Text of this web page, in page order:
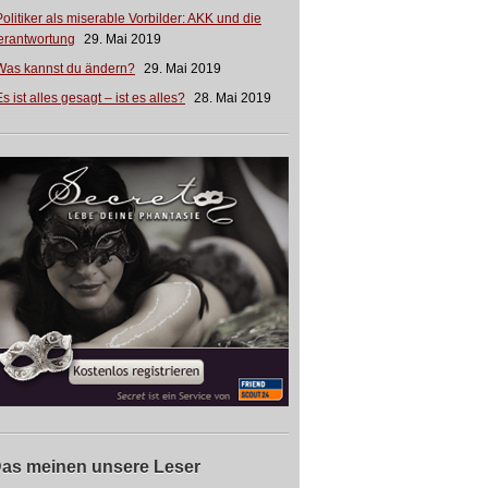
als miserable Vorbilder: AKK und die
29. Mai 2019
kannst du ändern? 29. Mai 2019
ist alles gesagt – ist es alles? 28. Mai 2019
meinen unsere Leser